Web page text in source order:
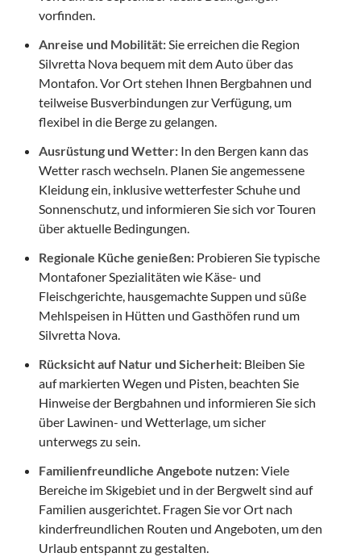
vorfinden.
Anreise und Mobilität:Sie erreichen die Region
Silvretta Nova bequem mit dem Auto über das
Montafon. Vor Ort stehen Ihnen Bergbahnen und
teilweise Busverbindungen zur Verfügung, um
flexibel in die Berge zu gelangen.
Ausrüstung und Wetter: In den Bergen kann das
Wetter rasch wechseln. Planen Sie angemessene
Kleidung ein, inklusive wetterfester Schuhe und
Sonnenschutz, und informieren Sie sich vor Touren
über aktuelle Bedingungen.
Regionale Küche genießen: Probieren Sie typische
Montafoner Spezialitäten wie Käse- und
Fleischgerichte, hausgemachte Suppen und süße
Mehlspeisen in Hütten und Gasthöfen rund um
Silvretta Nova.
Rücksicht auf Natur und Sicherheit: Bleiben Sie
auf markierten Wegen und Pisten, beachten Sie
Hinweise der Bergbahnen und informieren Sie sich
über Lawinen- und Wetterlage, um sicher
unterwegs zu sein.
Familienfreundliche Angebote nutzen:Viele
Bereiche im Skigebiet und in der Bergwelt sind auf
Familien ausgerichtet. Fragen Sie vor Ort nach
kinderfreundlichen Routen und Angeboten, um den
Urlaub entspannt zu gestalten.